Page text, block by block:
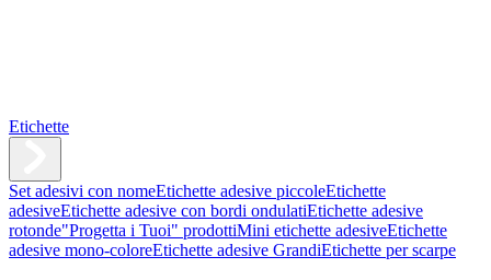
Etichette
Set adesivi con nomeEtichette adesive piccoleEtichette
adesiveEtichette adesive con bordi ondulatiEtichette adesive
rotonde"Progetta i Tuoi" prodottiMini etichette adesiveEtichette
adesive mono-coloreEtichette adesive GrandiEtichette per scarpe